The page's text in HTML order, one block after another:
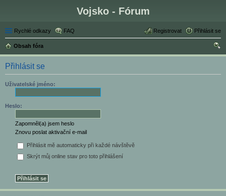
Vojsko - Fórum
Rychlé odkazy FAQ Přihlásit se
Registrovat
Obsah fóra
led
Přihlásit se
Uživatelské jméno:
Heslo:
Zapomněl(a) jsem heslo
Znovu poslat aktivační e-mail
Přihlásit mě automaticky při každé návštěvě
Skrýt můj online stav pro toto přihlášení